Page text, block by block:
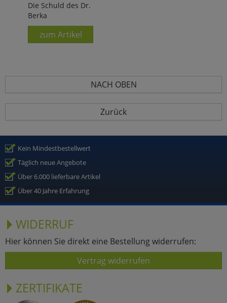
Die Schuld des Dr.
Berka
zum Artikel
NACH OBEN
Zurück
Kein Mindestbestellwert
Täglich neue Angebote
Über 6.000 lieferbare Artikel
Über 40 Jahre Erfahrung
WIDERRUF
Hier können Sie direkt eine Bestellung widerrufen:
Vertrag widerrufen
ZERTIFIKATE